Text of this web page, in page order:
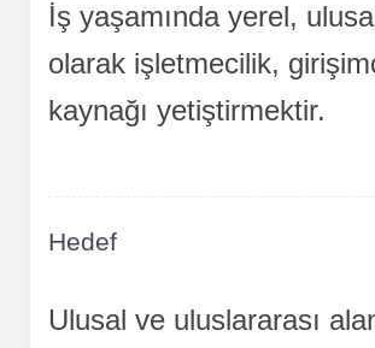
Derece
Seviye
6.
Bu
İş yaşamında yerel,
olarak işletmecilik,
kaynağı yetiştirmektir.
Hedef
Ulusal ve uluslararası